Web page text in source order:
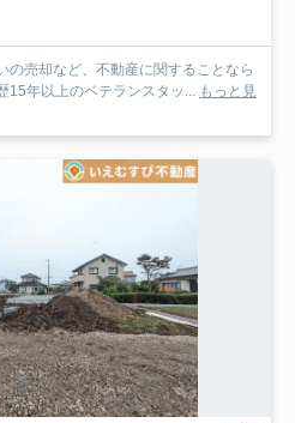
の売却など、不動産に関することなら
15年以上のベテランスタッ... もっと見